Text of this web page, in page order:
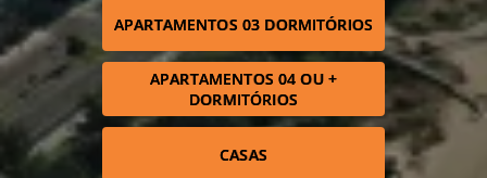
APARTAMENTOS 03 DORMITÓRIOS
APARTAMENTOS 04 OU +
DORMITÓRIOS
CASAS